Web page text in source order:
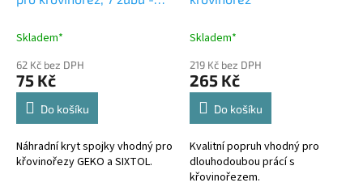
Skladem*
62 Kč bez DPH
75 Kč
Do košíku
Náhradní kryt spojky vhodný pro
křovinořezy GEKO a SIXTOL.
Skladem*
219 Kč bez DPH
265 Kč
Do košíku
Kvalitní popruh vhodný pro
dlouhodoubou prácí s
křovinořezem.